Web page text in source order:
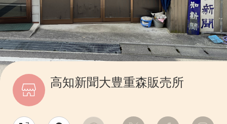
高知新聞大豊重森販売所